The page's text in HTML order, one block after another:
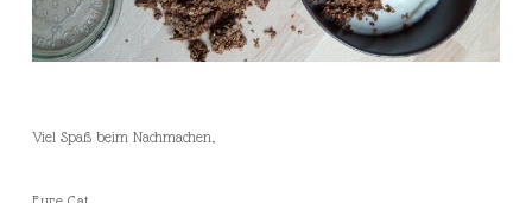
Viel Spaß beim Nachmachen,